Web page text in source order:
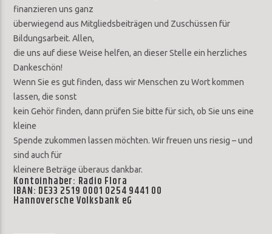
finanzieren uns ganz
überwiegend aus Mitgliedsbeiträgen und Zuschüssen für
Bildungsarbeit. Allen,
die uns auf diese Weise helfen, an dieser Stelle ein herzliches
Dankeschön!
Wenn Sie es gut finden, dass wir Menschen zu Wort kommen
lassen, die sonst
kein Gehör finden, dann prüfen Sie bitte für sich, ob Sie uns eine
kleine
Spende zukommen lassen möchten. Wir freuen uns riesig – und
sind auch für
kleinere Beträge überaus dankbar.
Kontoinhaber: Radio Flora
IBAN: DE33 2519 0001 0254 9441 00
Hannoversche Volksbank eG